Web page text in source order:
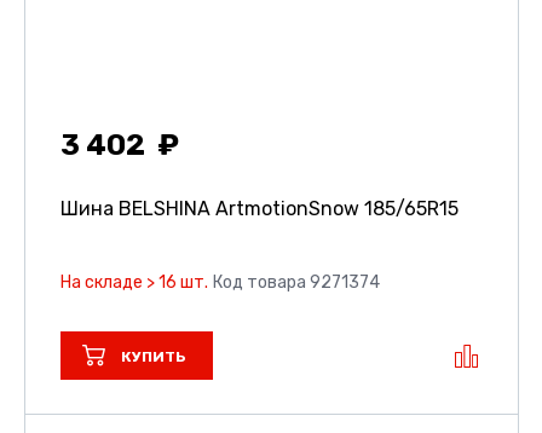
3 402
Шина BELSHINA ArtmotionSnow 185/65R15
На складе > 16 шт. Код товара 9271374
КУПИТЬ